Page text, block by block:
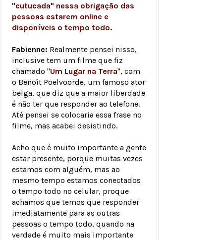
"cutucada" nessa obrigação das
pessoas estarem online e
disponíveis o tempo todo.
Fabienne: Realmente pensei nisso,
inclusive tem um filme que fiz
chamado "Um Lugar na Terra", com
o Benoît Poelvoorde, um famoso ator
belga, que diz que a maior liberdade
é não ter que responder ao telefone.
Até pensei se colocaria essa frase no
filme, mas acabei desistindo.
Acho que é muito importante a gente
estar presente, porque muitas vezes
estamos com alguém, mas ao
mesmo tempo estamos conectados
o tempo todo no celular, proque
achamos que temos que responder
imediatamente para as outras
pessoas o tempo todo, quando na
verdade é muito mais importante